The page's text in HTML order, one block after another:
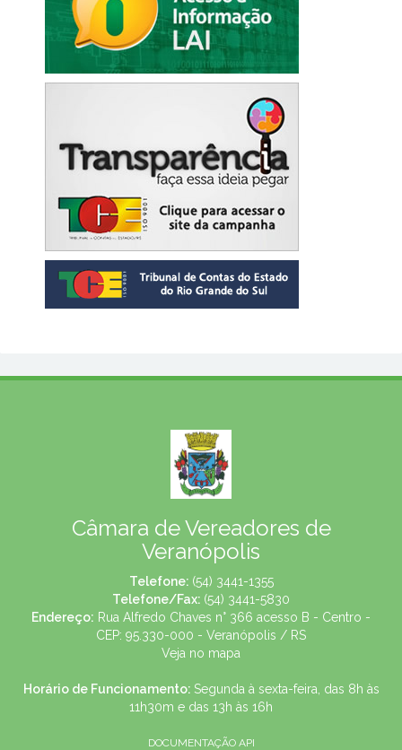
Câmara de Vereadores de
Veranópolis
Telefone: (54) 3441-1355
Telefone/Fax: (54) 3441-5830
Endereço: Rua Alfredo Chaves n° 366 acesso B - Centro -
CEP: 95.330-000 - Veranópolis / RS
Veja no mapa
Horário de Funcionamento: Segunda à sexta-feira, das 8h às
11h30m e das 13h às 16h
DOCUMENTAÇÃO API